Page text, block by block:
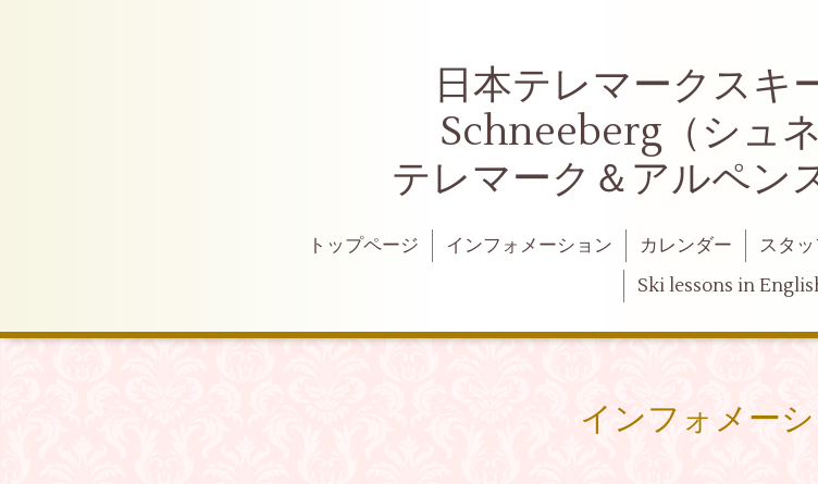
日本テレマークスキ
Schneeberg（シュネ
テレマーク＆アルペン
トップページ インフォメーション カレンダー スタ
Ski lessons in
インフォメー